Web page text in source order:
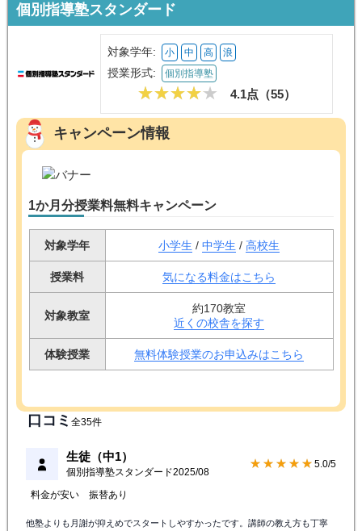
個別指導塾スタンダード
対象学年: 小 中 高 浪
授業形式: 個別指導塾
4.1点（55）
キャンペーン情報
1か月分授業料無料キャンペーン
対象学年 小学生 / 中学生 / 高校生
授業料 気になる料金はこちら
対象教室
約170教室
近くの校舎を探す
体験授業 無料体験授業のお申込みはこちら
口コミ 全35件
生徒（中1）
個別指導塾スタンダード2025/08
★★★★★ 5.0/5
料金が安い 振替あり
他塾よりも月謝が抑えめでスタートしやすかったです。講師の教え方も丁寧